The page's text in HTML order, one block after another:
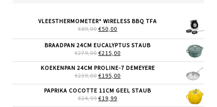
VLEESTHERMOMETER* WIRELESS BBQ TFA
€89,00 OORSPRONKELIJKE
WAS:
€89,00.
€50,00
IS:
€50,00.
BRAADPAN 24CM EUCALYPTUS STAUB
€279,00 OORSPRONKELIJKE
WAS:
€279,00.
€215,00
IS:
KOEKENPAN 24CM PROLINE-7 DEMEYERE
€239,00 OORSPRONKELIJKE
WAS:
€239,00.
€195,00
IS:
PAPRIKA COCOTTE 11CM GEEL STAUB
€24,99 OORSPRONKELIJKE
€19,99